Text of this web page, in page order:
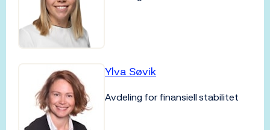
Ylva Søvik
Avdeling for finansiell stabilitet